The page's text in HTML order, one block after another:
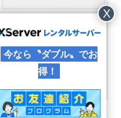
今なら〝ダブル〟でお
得！
X